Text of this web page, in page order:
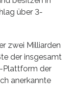
über 3-
zwei Milliarden
der insgesamt
Plattform der
anerkannte